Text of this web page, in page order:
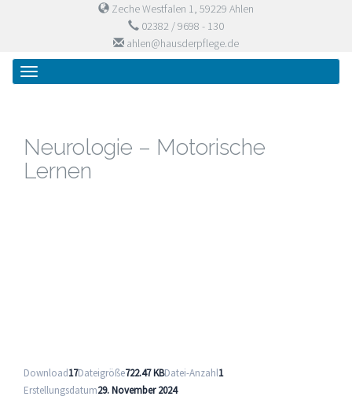
Zeche Westfalen 1, 59229 Ahlen
02382 / 9698 - 130
ahlen@hausderpflege.de
Primary
Menu
Skip
Haus der Pflege
Neurologie – Motorische
Lernen
Download17Dateigröße722.47 KBDatei-Anzahl1
Erstellungsdatum29. November 2024